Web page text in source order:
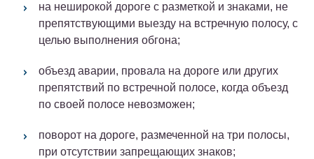
на неширокой дороге с разметкой и знаками, не
препятствующими выезду на встречную полосу, с
целью выполнения обгона;
объезд аварии, провала на дороге или других
препятствий по встречной полосе, когда объезд
по своей полосе невозможен;
поворот на дороге, размеченной на три полосы,
при отсутствии запрещающих знаков;